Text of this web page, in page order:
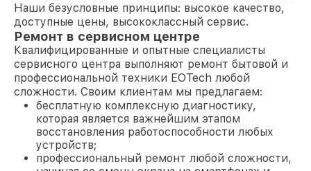
Наши безусловные принципы: высокое качество,
доступные цены, высококлассный сервис.
Ремонт в сервисном центре
Квалифицированные и опытные специалисты
сервисного центра выполняют ремонт бытовой и
профессиональной техники EOTech любой
сложности. Своим клиентам мы предлагаем:
бесплатную комплексную диагностику,
которая является важнейшим этапом
восстановления работоспособности любых
устройств;
профессиональный ремонт любой сложности,